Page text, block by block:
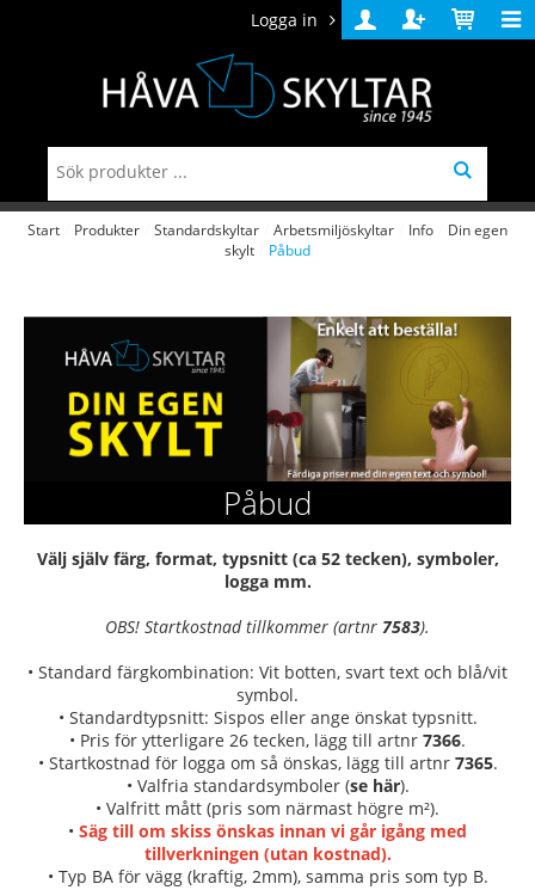
Logga in
Logga
in
Skapa
konto
Varukorg
Start Produkter Standardskyltar Arbetsmiljöskyltar Info
Din egen
skylt
Påbud
Påbud
Välj själv färg, format, typsnitt (ca 52 tecken), symboler,
logga mm.
OBS! Startkostnad tillkommer (artnr 7583).
• Standard färgkombination: Vit botten, svart text och blå/vit
symbol.
• Standardtypsnitt: Sispos eller ange önskat typsnitt.
• Pris för ytterligare 26 tecken, lägg till artnr 7366.
• Startkostnad för logga om så önskas, lägg till artnr 7365.
• Valfria standardsymboler (se här).
• Valfritt mått (pris som närmast högre m²).
• Säg till om skiss önskas innan vi går igång med
tillverkningen (utan kostnad).
• Typ BA för vägg (kraftig, 2mm), samma pris som typ B.